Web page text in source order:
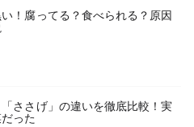
い！腐ってる？食べられる？原因
「ささげ」の違いを徹底比較！実
った